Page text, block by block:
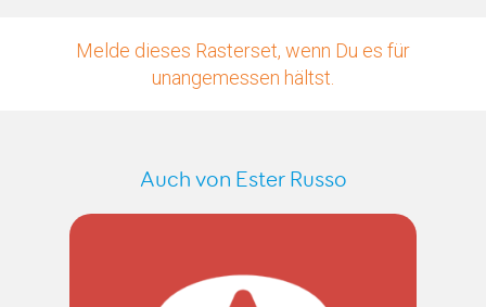
Melde dieses Rasterset, wenn Du es für
unangemessen hältst.
Auch von Ester Russo